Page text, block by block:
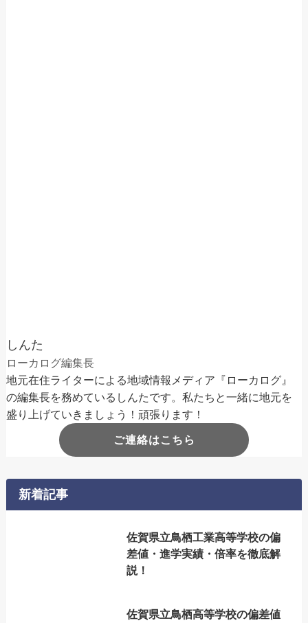
しんた
ローカログ編集長
地元在住ライターによる地域情報メディア『ローカログ』
の編集長を務めているしんたです。私たちと一緒に地元を
盛り上げていきましょう！頑張ります！
ご連絡はこちら
新着記事
佐賀県立鳥栖工業高等学校の偏
差値・進学実績・倍率を徹底解
説！
佐賀県立鳥栖高等学校の偏差値